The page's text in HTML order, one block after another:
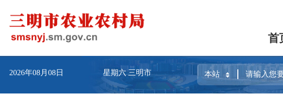
首
2026年08月08日 星期六三明市